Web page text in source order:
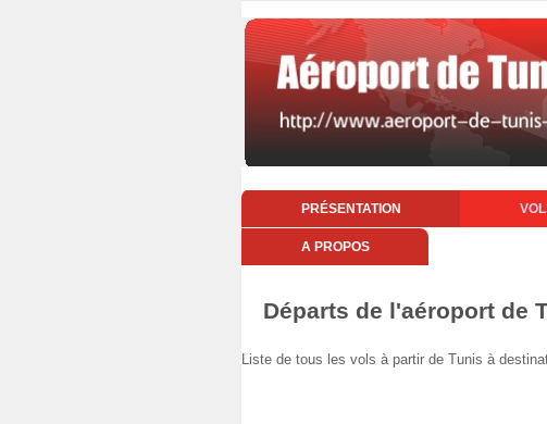
PRÉSENTATION
A PROPOS
Départs de l'aéroport de
Liste de tous les vols à partir de Tunis à